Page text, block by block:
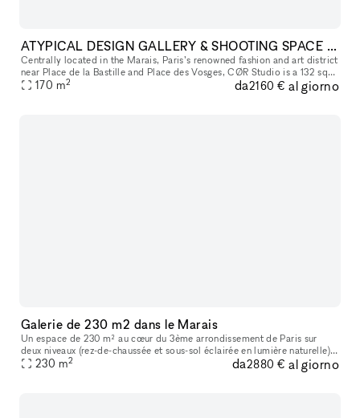
ATYPICAL DESIGN GALLERY & SHOOTING SPACE IN THE MARAIS
Centrally located in the Marais, Paris’s renowned fashion and art district
near Place de la Bastille and Place des Vosges, CØR Studio is a 132 sqm
gallery space with an additional 30 sqm basement. De
170 m2 da2160 € al giorno
Galerie de 230 m2 dans le Marais
Un espace de 230 m² au cœur du 3ème arrondissement de Paris sur
deux niveaux (rez-de-chaussée et sous-sol éclairée en lumière naturelle) .
Avec son style minimaliste et ses lignes épurées, ce lieu ba
230 m2 da2880 € al giorno